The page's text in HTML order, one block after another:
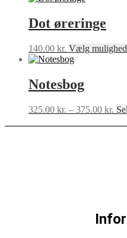
Dot øreringe
140.00 kr. Vælg
Notesbog
325.00 kr. – 375.00 kr.